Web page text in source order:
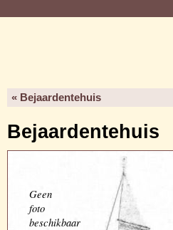
« Bejaardentehuis
Bejaardentehuis
Geen
foto
beschikbaar